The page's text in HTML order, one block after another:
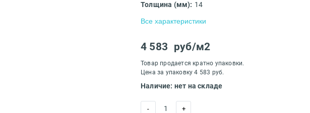
Толщина (мм): 14
Все характеристики
4 583 руб/м2
Товар продается кратно упаковки.
Цена за упаковку 4 583 руб.
Наличие: нет на складе
- 1 +